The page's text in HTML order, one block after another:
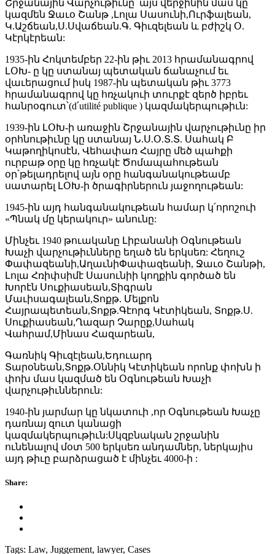
Շրջանային Վարչութիւնը՝ այս վերջինին մաս կը
կազմեն Ջաւօ Շանթ ,Լոլա Սասունի,Ուրֆալեան,
Կ.Աշճեան,Ս.Սվաճեան.Գ. Գիւզելեան և բժիշկ Օ.
Կէրկէրեան:
1935-ին Հոկտեմբեր 22-ին թիւ 2013 հրամանագրով
ԼՕԽ- ը կը ստանայ պետական ճանաչում եւ
վաւերացում իսկ 1987-ին պետական թիւ 3773
հրամանագրով կը հռչակուի տուրքէ զերծ իբրեւ
հանրօգուտ՝(d՛utilité publique ) կազմակերպութիւն:
1939-ին ԼՕԽ-ի առաջին Շրջանային վարչութիւնը իր
օրհնութիւնը կը ստանայ Ն.Ս.Օ.Տ.Տ. Սահակ Բ
Կաթողիկոսէն, Վեհափառ Հայրը մեծ պահքի
ուրբաթ օրը կը հռչակէ Ծոմապահութեան
օր՝թելադրելով այն օրը հանգանակութեամբ
սատարել ԼՕԽ-ի ծրագիրներուն յաջողութեան:
1945-ին այդ հանգանակութեան համար կ՛որոշուի
«Պնակ մը կերակուր» անունը:
Մինչեւ 1940 թուականը Լիբանանի Օգնութեան
Խաչի վարչութիւնները եղած են երկսեռ: Հեղուշ
Փափազեանի,ԱղաւնիՓափազեանի, Ջաւօ Շանթի,
Լոլա Հռիփսիմէ Սասունիի կողքին գործած են
Խորէն Սուքիասեան,Տիգրան
Մաւիսագալեան,Տոքթ. Մելքոն
Հայրապետեան,Տոքթ.Գէորգ Կէտիկեան, Տոքթ.Ս.
Սուքիասեան,Ղազար Չարըք,Սահակ
Վահրամ,Մինաս Հազարեան,
Գառնիկ Գիւզէլեան,Եդուարդ
Տարօնեան,Տոքթ.Օննիկ Կէտիկեան որոնք փոխն ի
փոխ մաս կազմած են Օգնութեան Խաչի
վարչութիւններուն:
1940-ին յարմար կը նկատուի ,որ Օգնութեան Խաչը
դառնայ զուտ կանացի
կազմակերպութիւն:Սկզբնական շրջանին
ունենալով մօտ 500 երկսեռ անդամներ, ներկայիս
այդ թիւը բարձրացած է մինչեւ 4000-ի :
Share:
Tags: Law, Juggement, lawyer, Cases